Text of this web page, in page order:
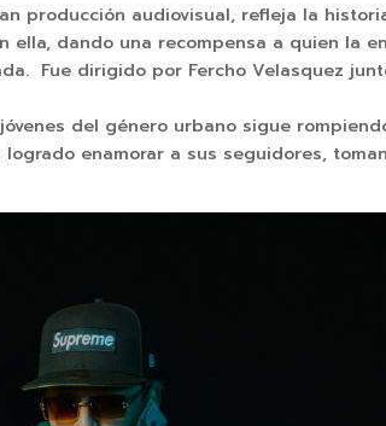
producción audiovisual, refleja la
dando una recompensa a quien la
Fue dirigido por Fercho Velasquez
del género urbano sigue
enamorar a sus seguidores,